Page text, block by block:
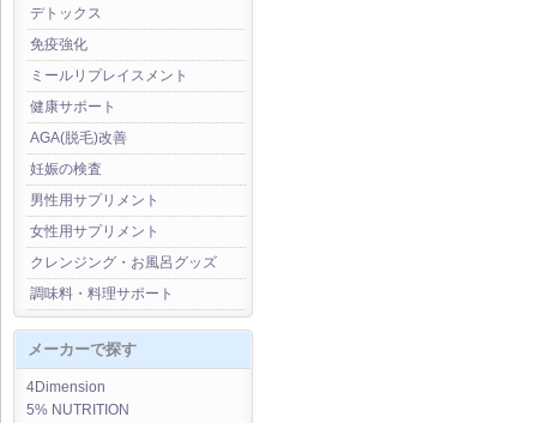
デトックス
免疫強化
ミールリプレイスメント
健康サポート
AGA(脱毛)改善
妊娠の検査
男性用サプリメント
女性用サプリメント
クレンジング・お風呂グッズ
調味料・料理サポート
メーカーで探す
4Dimension
5% NUTRITION